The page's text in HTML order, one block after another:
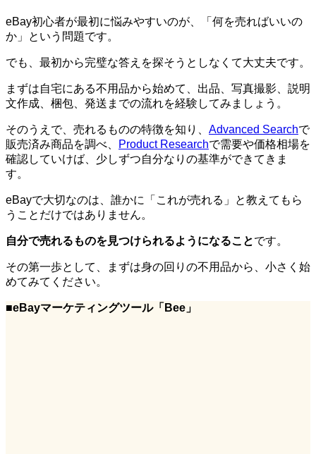
eBay初心者が最初に悩みやすいのが、「何を売ればいいの
か」という問題です。
でも、最初から完璧な答えを探そうとしなくて大丈夫です。
まずは自宅にある不用品から始めて、出品、写真撮影、説明
文作成、梱包、発送までの流れを経験してみましょう。
そのうえで、売れるものの特徴を知り、 Advanced Searchで
販売済み商品を調べ、
Product Researchで需要や価格相場を
確認していけば、少しずつ自分なりの基準ができてきま
す。
eBayで大切なのは、誰かに「これが売れる」と教えてもら
うことだけではありません。
自分で売れるものを見つけられるようになることです。
その第一歩として、まずは身の回りの不用品から、小さく始
めてみてください。
■eBayマーケティングツール「Bee」